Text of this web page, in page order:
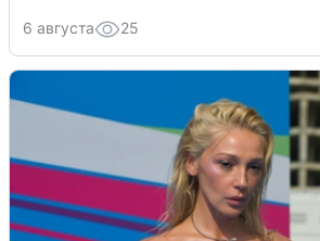
6 августа 25